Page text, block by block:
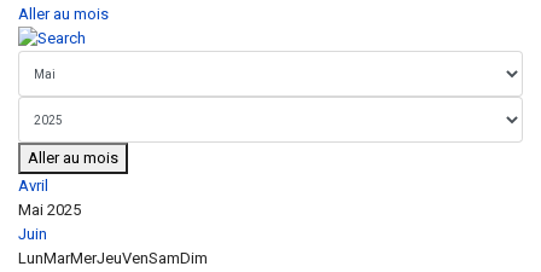
Aller au mois
Aller au mois
Avril
Mai 2025
Juin
LunMarMerJeuVenSamDim